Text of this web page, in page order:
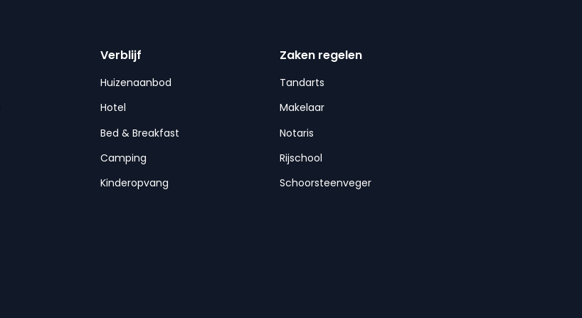
Verblijf
Huizenaanbod
Hotel
Bed & Breakfast
Camping
Kinderopvang
Zaken regelen
Tandarts
Makelaar
Notaris
Rijschool
Schoorsteenveger